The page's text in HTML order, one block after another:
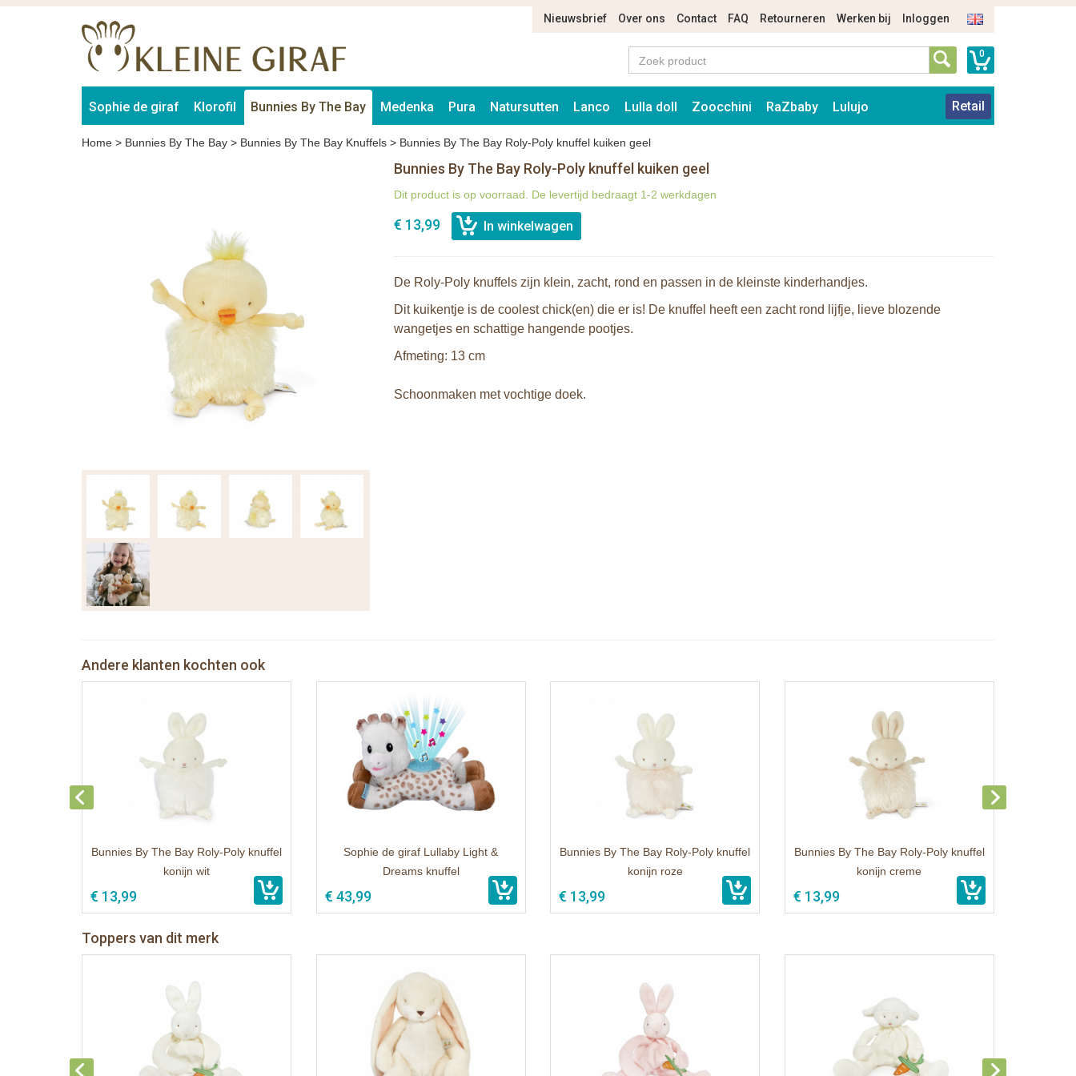
Nieuwsbrief Over ons Contact FAQ Retourneren Werken bij Inloggen
0
Sophie de giraf Klorofil Bunnies By The Bay Medenka Pura Natursutten Lanco Lulla doll Zoocchini RaZbaby Lulujo Retail
Home > Bunnies By The Bay > Bunnies By The Bay Knuffels > Bunnies By The Bay Roly-Poly knuffel kuiken geel
Bunnies By The Bay Roly-Poly knuffel kuiken geel
Dit product is op voorraad. De levertijd bedraagt 1-2 werkdagen
€ 13,99
De Roly-Poly knuffels zijn klein, zacht, rond en passen in de kleinste kinderhandjes.
Dit kuikentje is de coolest chick(en) die er is! De knuffel heeft een zacht rond lijfje, lieve blozende
wangetjes en schattige hangende pootjes.
Afmeting: 13 cm
Schoonmaken met vochtige doek.
Andere klanten kochten ook
Bunnies By The Bay Roly-Poly knuffel
konijn wit
€ 13,99
Sophie de giraf Lullaby Light &
Dreams knuffel
€ 43,99
Bunnies By The Bay Roly-Poly knuffel
konijn roze
€ 13,99
Bunnies By The Bay Roly-Poly knuffel
konijn creme
€ 13,99
Toppers van dit merk